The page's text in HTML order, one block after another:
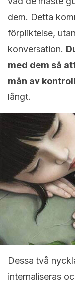
dem. Detta
förpliktelse,
konversation.
med dem så
mån av
långt.
Dessa två
internaliseras